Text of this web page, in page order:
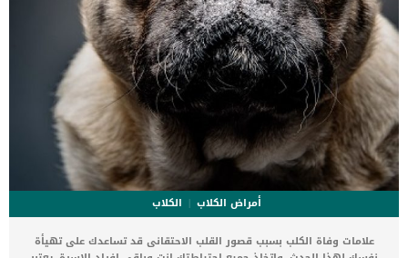
أمراض الكلاب
الكلاب
علامات وفاة الكلب بسبب قصور القلب الاحتقانى قد تساعدك على تهيأة